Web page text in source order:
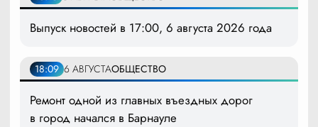
Выпуск новостей в 17:00, 6 августа 2026 года
18:09 6 АВГУСТАОБЩЕСТВО
Ремонт одной из главных въездных дорог
в город начался в Барнауле